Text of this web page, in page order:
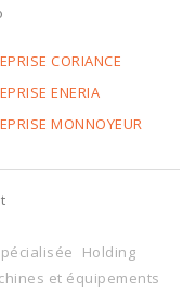
CORIANCE
ENERIA
MONNOYEUR
Holding
et équipements